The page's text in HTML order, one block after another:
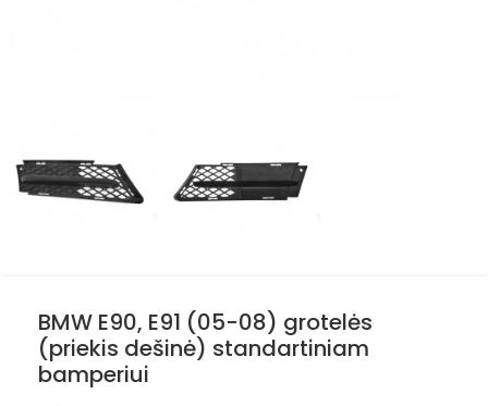
BMW E90, E91 (05-08) grotelės
(priekis dešinė) standartiniam
bamperiui